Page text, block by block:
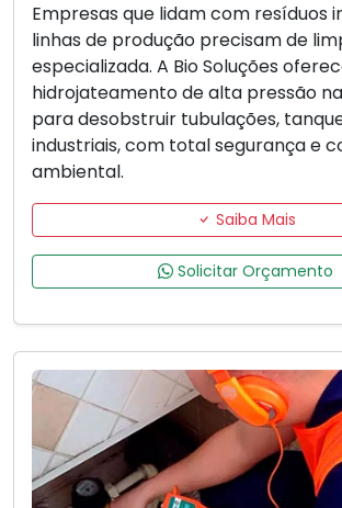
Empresas que lidam com resíduos
linhas de produção precisam de
especializada. A Bio Soluções
hidrojateamento de alta pressão
para desobstruir tubulações,
industriais, com total segurança e
ambiental.
Saiba Mais
Solicitar Orçamento